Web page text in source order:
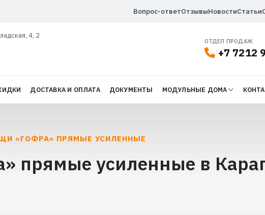
Вопрос-ответОтзывыНовостиСтатьи
4, 2
ОТДЕЛ ПРОДАЖ
+7 7212
ДОСТАВКА И ОПЛАТА ДОКУМЕНТЫ МОДУЛЬНЫЕ ДОМА
«ГОФРА» ПРЯМЫЕ УСИЛЕННЫЕ
прямые усиленные в